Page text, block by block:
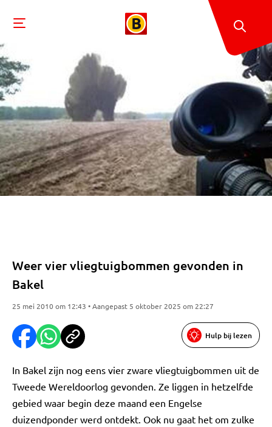
Weer vier vliegtuigbommen gevonden in
Bakel
25 mei 2010 om 12:43 • Aangepast 5 oktober 2025 om 22:27
Hulp bij lezen
In Bakel zijn nog eens vier zware vliegtuigbommen uit de
Tweede Wereldoorlog gevonden. Ze liggen in hetzelfde
gebied waar begin deze maand een Engelse
duizendponder werd ontdekt. Ook nu gaat het om zulke